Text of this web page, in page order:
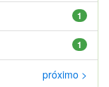
1
1
próximo >